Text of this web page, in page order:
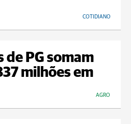
COTIDIANO
de PG somam
milhões em
AGRO